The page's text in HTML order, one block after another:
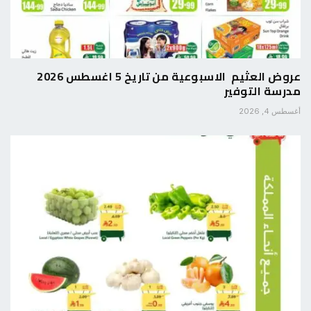
عروض العثيم الاسبوعية من تاريخ 5 اغسطس 2026
مدرسة التوفير
أغسطس 4, 2026